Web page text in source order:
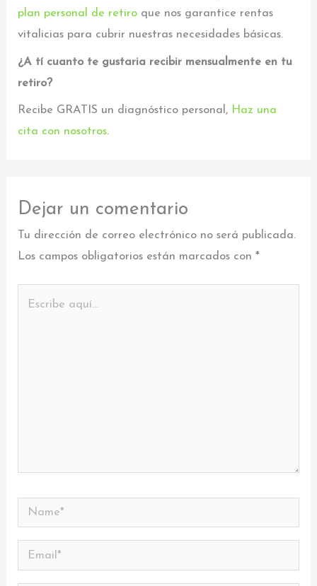
plan personal de retiro que nos garantice rentas
vitalicias para cubrir nuestras necesidades básicas.
¿A tí cuanto te gustaria recibir mensualmente en tu
retiro?
Recibe GRATIS un diagnóstico personal, Haz una
cita con nosotros.
Dejar un comentario
Tu dirección de correo electrónico no será publicada.
Los campos obligatorios están marcados con*
Name*
Email*